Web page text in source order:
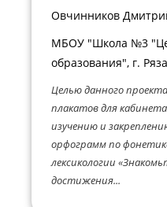
Овчинников
МБОУ "Школа №3
образования", г.
Целью данного
плакатов для кабинета
изучению и
орфограмм по
лексикологии
достижения...